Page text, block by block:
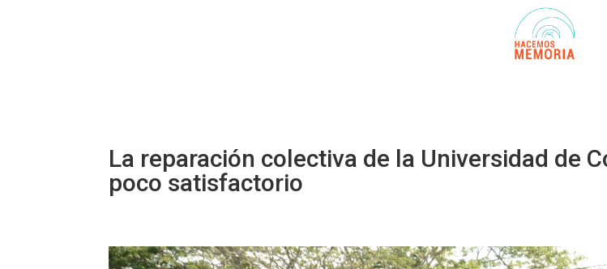
La reparación colectiva de la Universidad de
poco satisfactorio